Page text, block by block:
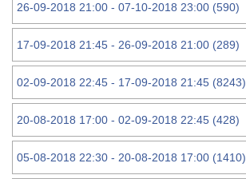
26-09-2018 21:00 - 07-10-2018 23:00 (590)
17-09-2018 21:45 - 26-09-2018 21:00 (289)
02-09-2018 22:45 - 17-09-2018 21:45 (8243)
20-08-2018 17:00 - 02-09-2018 22:45 (428)
05-08-2018 22:30 - 20-08-2018 17:00 (1410)